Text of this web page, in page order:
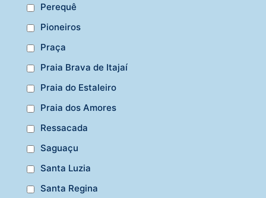
Perequê
Pioneiros
Praça
Praia Brava de Itajaí
Praia do Estaleiro
Praia dos Amores
Ressacada
Saguaçu
Santa Luzia
Santa Regina